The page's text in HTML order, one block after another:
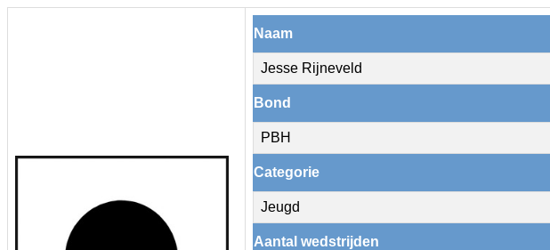
Naam
Jesse Rijneveld
Bond
PBH
Categorie
Jeugd
Aantal wedstrijden